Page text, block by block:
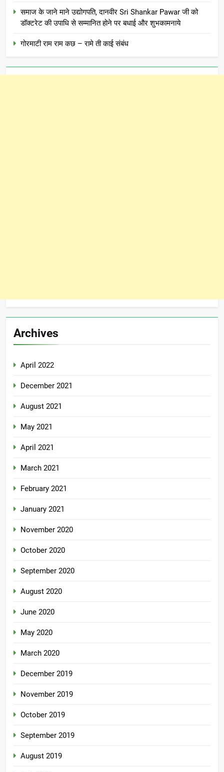
समाज के जाने माने उद्योगपति, दानवीर Sri Shankar Pawar जी को
डॉक्टरेट की उपाधि से सम्मानित होने पर बधाई और शुभकामनाये
गोरमाटी राम राम कछ – रामे ती काई संबंध
Archives
April 2022
December 2021
August 2021
May 2021
April 2021
March 2021
February 2021
January 2021
November 2020
October 2020
September 2020
August 2020
June 2020
May 2020
March 2020
December 2019
November 2019
October 2019
September 2019
August 2019